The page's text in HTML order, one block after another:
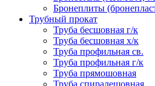
Бронеплиты
Трубный прокат
Труба бесшовная г/к
Труба бесшовная х/к
Труба профильная св.
Труба профильная г/к
Труба прямошовная
Труба спиралешовная